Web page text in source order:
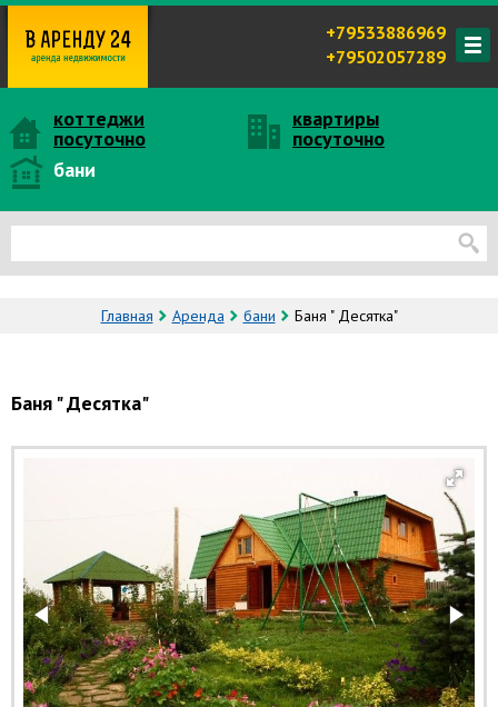
+79533886969
+79502057289
коттеджи
посуточно
квартиры
посуточно
бани
Главная Аренда бани Баня " Десятка"
Баня " Десятка"